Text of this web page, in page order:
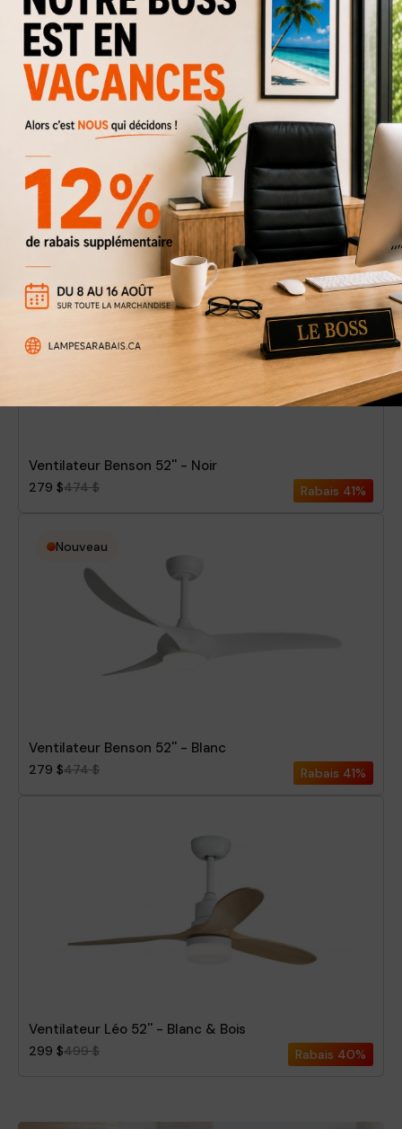
Ventilateur Benson 52'' - Bois
474 $ Rabais 41%
Ventilateur Benson 52'' - Noir
279 $474 $ Rabais 41%
Nouveau
Ventilateur Benson 52'' - Blanc
279 $474 $ Rabais 41%
Ventilateur Léo 52'' - Blanc & Bois
299 $499 $ Rabais 40%